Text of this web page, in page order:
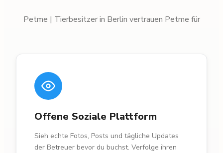
Petme | Tierbesitzer in Berlin vertrauen Petme für
Offene Soziale Plattform
Sieh echte Fotos, Posts und tägliche Updates
der Betreuer bevor du buchst. Verfolge ihren